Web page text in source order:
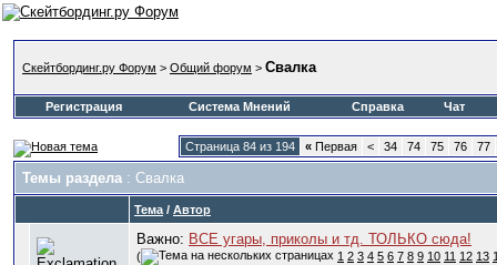
Скейтбординг.ру Форум > Общий форум > Свалка
Регистрация Система Мнений Справка Чат
Страница 84 из 194 « Первая < 34 74 75 76 77
Темы раздела : Свалка
Тема / Автор
Важно: ВСЕ угары, приколы и тд. ТОЛЬКО сюда!
( 1 2 3 4 5 6 7 8 9 10 11 12 13